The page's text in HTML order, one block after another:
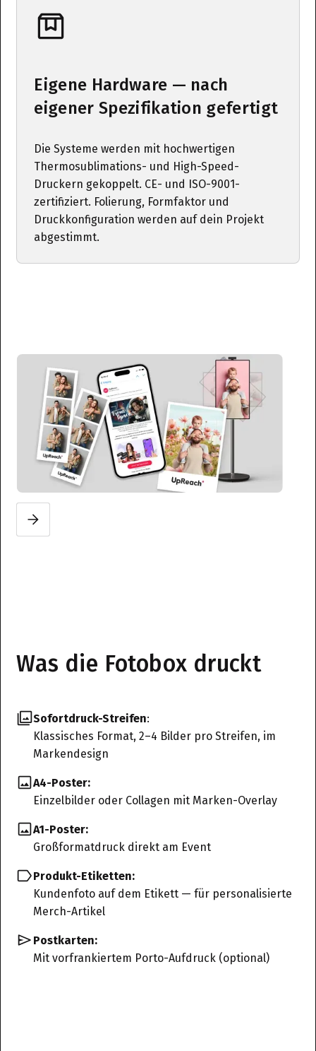
Eigene Hardware — nach
eigener Spezifikation gefertigt
Die Systeme werden mit hochwertigen
Thermosublimations- und High-Speed-
Druckern gekoppelt. CE- und ISO-9001-
zertifiziert. Folierung, Formfaktor und
Druckkonfiguration werden auf dein Projekt
abgestimmt.
Slide 2 of 3.
Was die Fotobox druckt
Sofortdruck-Streifen:
Klassisches Format, 2–4 Bilder pro Streifen, im
Markendesign
A4-Poster:
Einzelbilder oder Collagen mit Marken-Overlay
A1-Poster:
Großformatdruck direkt am Event
Produkt-Etiketten:
Kundenfoto auf dem Etikett — für personalisierte
Merch-Artikel
Postkarten:
Mit vorfrankiertem Porto-Aufdruck (optional)